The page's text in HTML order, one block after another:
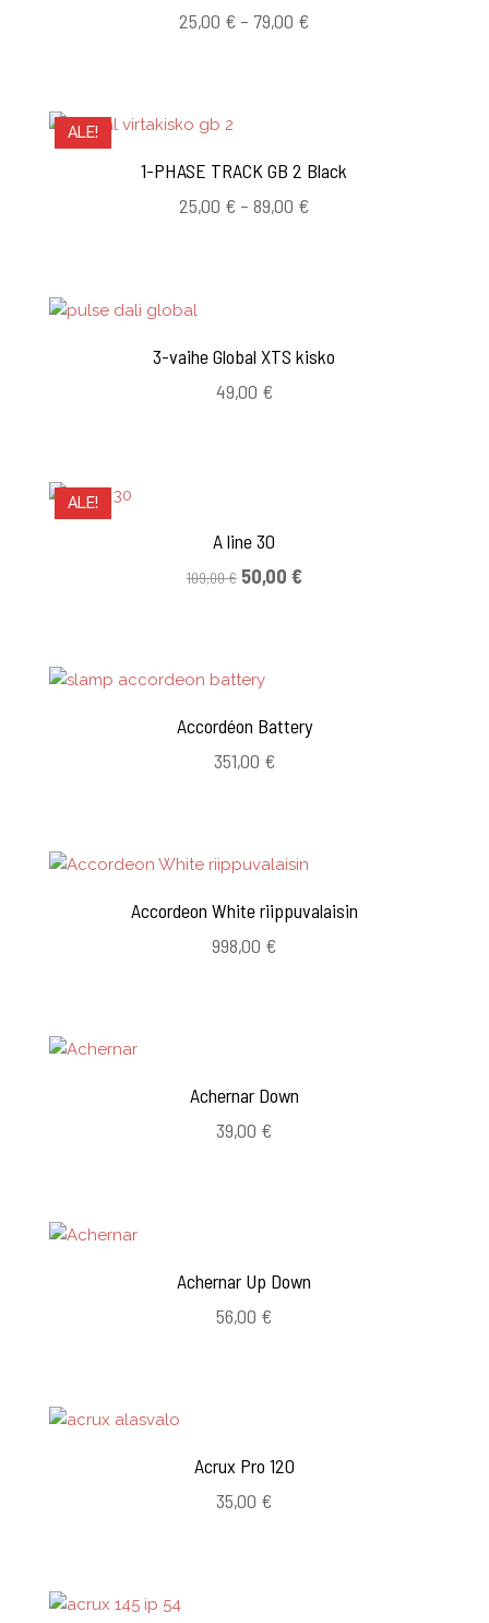
25,00 € – 79,00 €Hintaluokka:
ALE!
1-PHASE TRACK GB 2 Black
25,00 € – 89,00 €Hintaluokka:
3-vaihe Global XTS kisko
49,00 €
ALE!
A line 30
109,00€ Alkuperäinen
50,00 €Nykyinen
Accordéon Battery
351,00 €
Accordeon White riippuvalaisin
998,00 €
Achernar Down
39,00 €
Achernar Up Down
56,00 €
Acrux Pro 120
35,00 €